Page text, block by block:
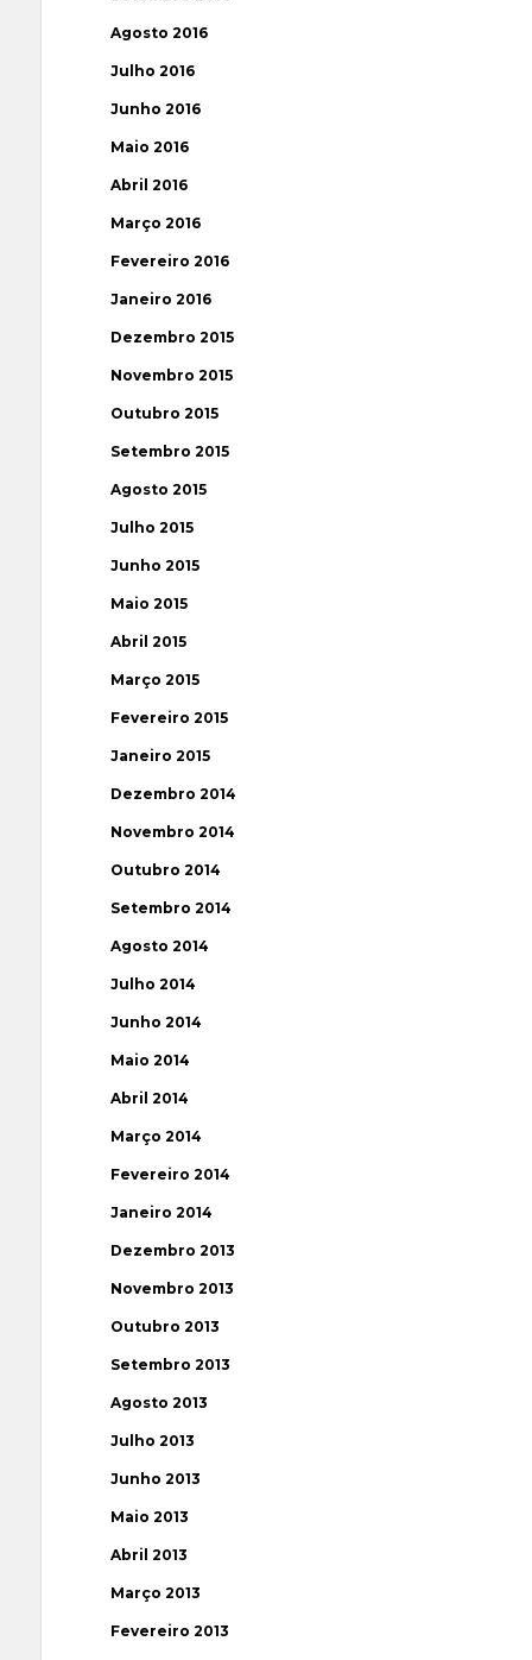
Agosto 2016
Julho 2016
Junho 2016
Maio 2016
Abril 2016
Março 2016
Fevereiro 2016
Janeiro 2016
Dezembro 2015
Novembro 2015
Outubro 2015
Setembro 2015
Agosto 2015
Julho 2015
Junho 2015
Maio 2015
Abril 2015
Março 2015
Fevereiro 2015
Janeiro 2015
Dezembro 2014
Novembro 2014
Outubro 2014
Setembro 2014
Agosto 2014
Julho 2014
Junho 2014
Maio 2014
Abril 2014
Março 2014
Fevereiro 2014
Janeiro 2014
Dezembro 2013
Novembro 2013
Outubro 2013
Setembro 2013
Agosto 2013
Julho 2013
Junho 2013
Maio 2013
Abril 2013
Março 2013
Fevereiro 2013